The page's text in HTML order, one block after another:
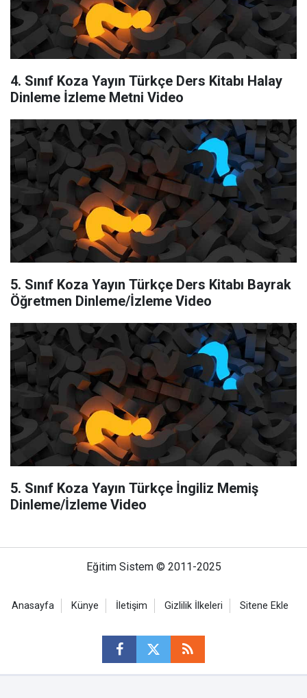
4. Sınıf Koza Yayın Türkçe Ders Kitabı Halay
Dinleme İzleme Metni Video
5. Sınıf Koza Yayın Türkçe Ders Kitabı Bayrak
Öğretmen Dinleme/İzleme Video
5. Sınıf Koza Yayın Türkçe İngiliz Memiş
Dinleme/İzleme Video
Eğitim Sistem © 2011-2025
Anasayfa Künye İletişim Gizlilik İlkeleri Sitene Ekle